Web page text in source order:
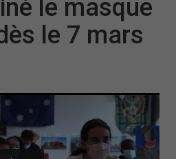
le masque
le 7 mars